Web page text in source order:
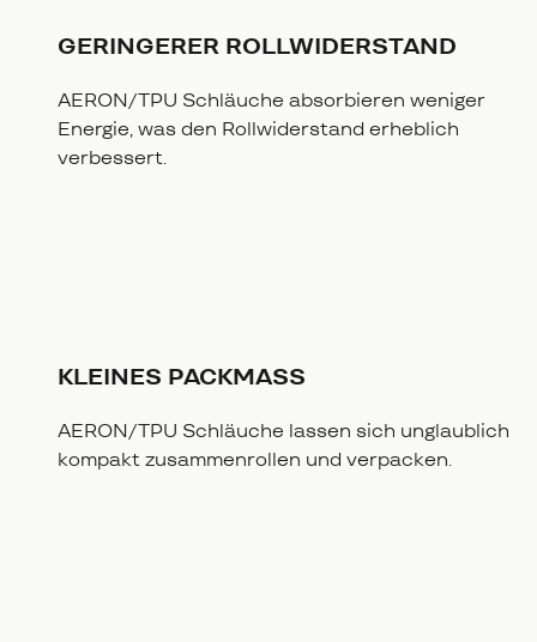
GERINGERER ROLLWIDERSTAND
AERON/TPU Schläuche absorbieren weniger
Energie, was den Rollwiderstand erheblich
verbessert.
KLEINES PACKMASS
AERON/TPU Schläuche lassen sich unglaublich
kompakt zusammenrollen und verpacken.